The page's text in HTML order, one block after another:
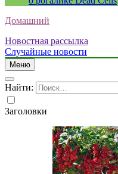
Домашний
Новостная рассылка
Случайные новости
Меню
Найти:
Заголовки